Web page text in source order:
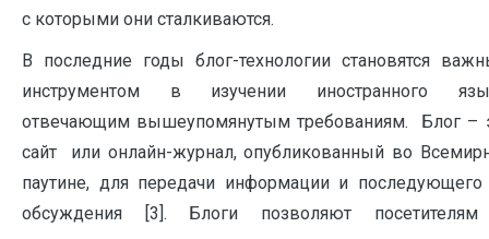
с которыми они сталкиваются.
В последние годы блог-технологии становятся
инструментом в изучении иностранного
отвечающим вышеупомянутым требованиям. Блог –
сайт или онлайн-журнал, опубликованный во
паутине, для передачи информации и последующего
обсуждения [3]. Блоги позволяют